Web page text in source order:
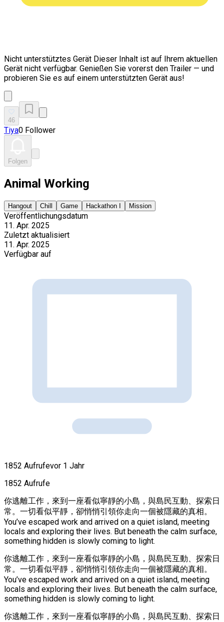
Nicht unterstütztes Gerät Dieser Inhalt ist auf Ihrem aktuellen
Gerät nicht verfügbar. Genießen Sie vorerst den Trailer — und
probieren Sie es auf einem unterstützten Gerät aus!
46
Tiya0 Follower
Folgen
Animal Working
Hangout Chill Game Hackathon I Mission
Veröffentlichungsdatum
11. Apr. 2025
Zuletzt aktualisiert
11. Apr. 2025
Verfügbar auf
1852 Aufrufevor 1 Jahr
1852 Aufrufe
你逃離工作，來到一座看似寧靜的小島，與島民互動、探索日
常。一切看似平靜，卻悄悄引領你走向一個被隱藏的真相。
You’ve escaped work and arrived on a quiet island, meeting
locals and exploring their lives. But beneath the calm surface,
something hidden is slowly coming to light.
你逃離工作，來到一座看似寧靜的小島，與島民互動、探索日
常。一切看似平靜，卻悄悄引領你走向一個被隱藏的真相。
You’ve escaped work and arrived on a quiet island, meeting
locals and exploring their lives. But beneath the calm surface,
something hidden is slowly coming to light.
你逃離工作，來到一座看似寧靜的小島，與島民互動、探索日